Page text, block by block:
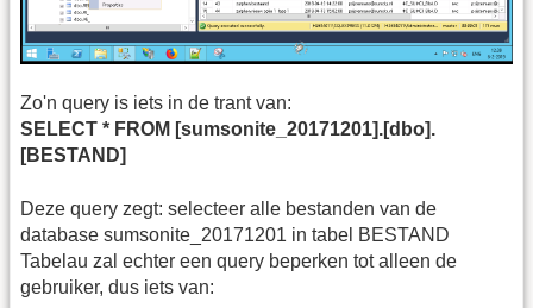
Zo'n query is iets in de trant van:
SELECT * FROM [sumsonite_20171201].[dbo].
[BESTAND]
Deze query zegt: selecteer alle bestanden van de
database sumsonite_20171201 in tabel BESTAND
Tabelau zal echter een query beperken tot alleen de
gebruiker, dus iets van: